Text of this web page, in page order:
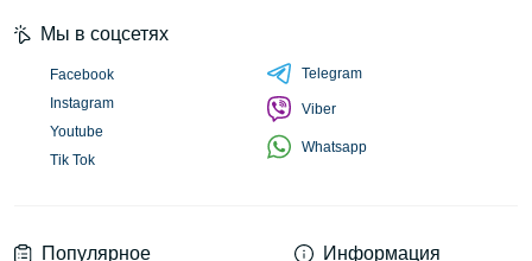
Популярное Информация
Мы в соцсетях
Facebook
Instagram
Youtube
Tik Tok
Telegram
Viber
Whatsapp